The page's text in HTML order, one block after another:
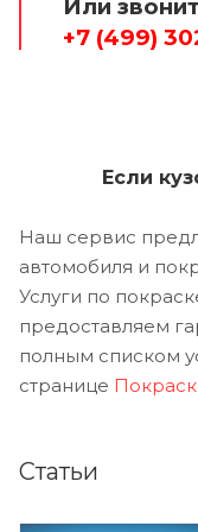
Или
+7 (499)
Если
Наш сервис
автомобиля и
Услуги по
предоставляем
полным списком
странице
Статьи